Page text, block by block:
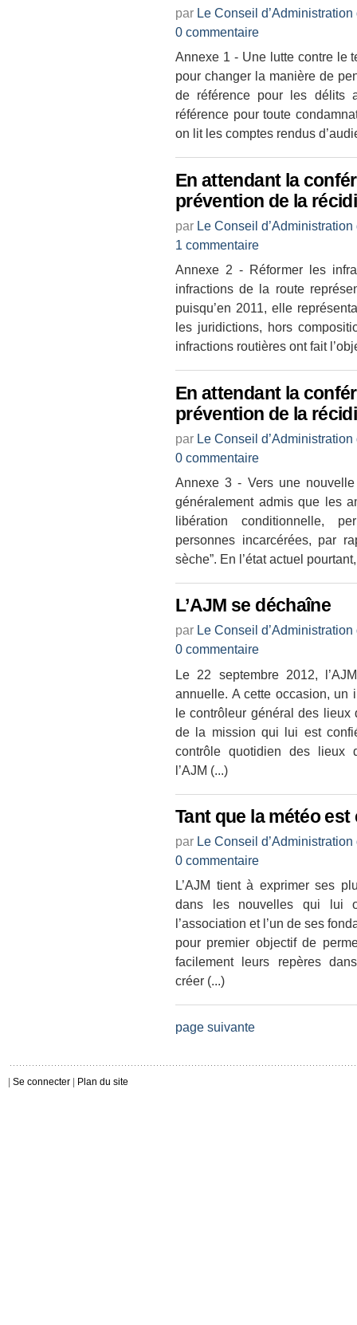
par Le Conseil d’Administration
0 commentaire
Annexe 1 - Une lutte contre le
pour changer la manière de
de référence pour les délits
référence pour toute
on lit les comptes rendus
En attendant la
prévention de la
par Le Conseil d’Administration
1 commentaire
Annexe 2 - Réformer les
infractions de la route
puisqu’en 2011, elle
les juridictions, hors
infractions routières ont fait
En attendant la
prévention de la
par Le Conseil d’Administration
0 commentaire
Annexe 3 - Vers une
généralement admis que les
libération conditionnelle,
personnes incarcérées, par
sèche”. En l’état actuel
L’AJM se déchaîne
par Le Conseil d’Administration
0 commentaire
Le 22 septembre 2012,
annuelle. A cette occasion, un
le contrôleur général des
de la mission qui lui est
contrôle quotidien des lieux
l’AJM (...)
Tant que la météo est
par Le Conseil d’Administration
0 commentaire
L’AJM tient à exprimer ses
dans les nouvelles qui lui
l’association et l’un de ses
pour premier objectif de
facilement leurs repères
créer (...)
page suivante
| Se connecter | Plan du site